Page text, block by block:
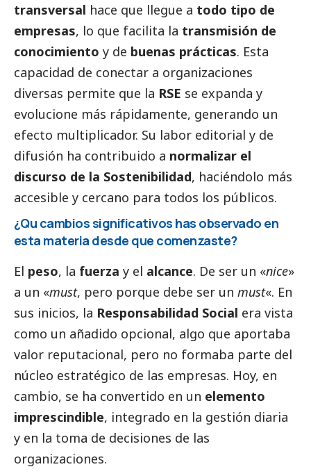
transversal hace que llegue a todo tipo de
empresas, lo que facilita la transmisión de
conocimiento y de buenas prácticas. Esta
capacidad de conectar a organizaciones
diversas permite que la RSE se expanda y
evolucione más rápidamente, generando un
efecto multiplicador. Su labor editorial y de
difusión ha contribuido a normalizar el
discurso de la Sostenibilidad, haciéndolo más
accesible y cercano para todos los públicos.
¿Qu cambios significativos has observado en
esta materia desde que comenzaste?
El peso, la fuerza y el alcance. De ser un «nice»
a un «must, pero porque debe ser un must«. En
sus inicios, la Responsabilidad Social era vista
como un añadido opcional, algo que aportaba
valor reputacional, pero no formaba parte del
núcleo estratégico de las empresas. Hoy, en
cambio, se ha convertido en un elemento
imprescindible, integrado en la gestión diaria
y en la toma de decisiones de las
organizaciones.